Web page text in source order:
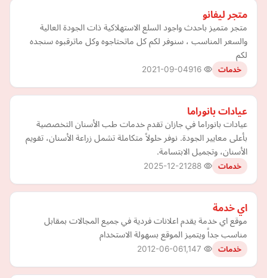
متجر ليفانو
متجر متميز باحدث واجود السلع الاستهلاكية ذات الجودة العالية
والسعر المناسب ، سنوفر لكم كل ماتحتاجوه وكل ماترقبوه سنجده
لكم
خدمات 2021-09-04
عيادات بانوراما
عيادات بانوراما في جازان تقدم خدمات طب الأسنان التخصصية
بأعلى معايير الجودة. نوفر حلولاً متكاملة تشمل زراعة الأسنان، تقويم
الأسنان، وتجميل الابتسامة.
خدمات 2025-12-21
اي خدمة
موقع اي خدمة يقدم اعلانات فردية في جميع المجالات بمقابل
مناسب جداً ويتميز الموقع بسهولة الاستخدام
خدمات 2012-06-06